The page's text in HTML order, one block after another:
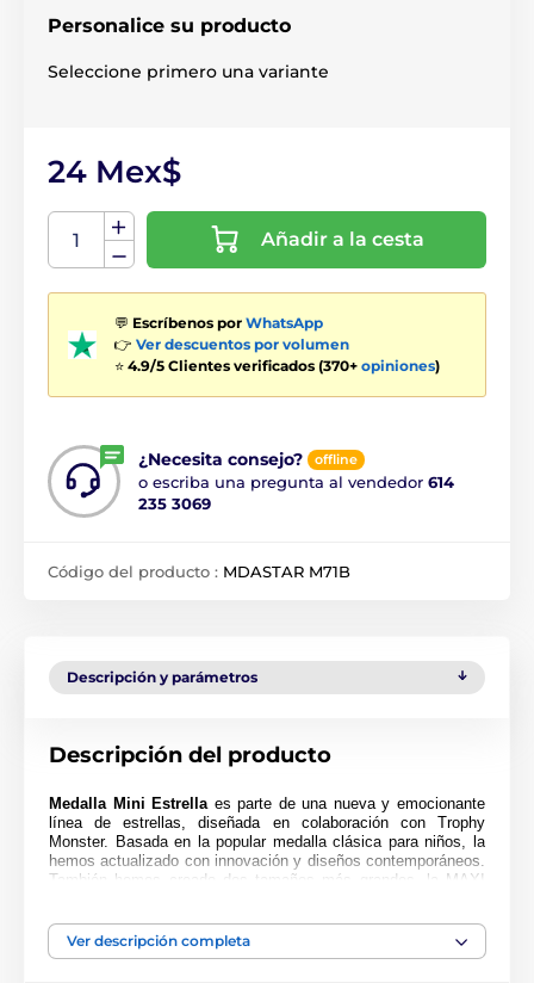
Personalice su producto
Seleccione primero una variante
24 Mex$
Añadir a la cesta
💬 Escríbenos por WhatsApp
👉 Ver descuentos por volumen
⭐ 4.9/5 Clientes verificados (370+ opiniones)
¿Necesita consejo? offline
o escriba una pregunta al vendedor 614
235 3069
Código del producto : MDASTAR M71B
Descripción y parámetros
Descripción del producto
Medalla Mini Estrellaes parte de una nueva y emocionante
línea de estrellas, diseñada en colaboración con Trophy
Monster. Basada en la popular medalla clásica para niños, la
hemos actualizado con innovación y diseños contemporáneos.
También hemos creado dos tamaños más grandes, la MAXI
Cortada en una forma especial, esta medalla presenta una
impresión en color de alta calidad en el reverso del acrílico de
Ver descripción completa